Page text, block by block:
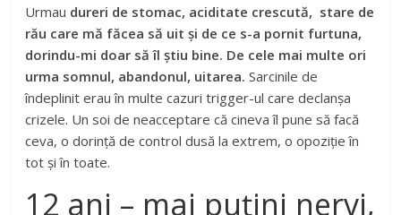
Urmau dureri de stomac, aciditate crescută, stare de
rău care mă făcea să uit și de ce s-a pornit furtuna,
dorindu-mi doar să îl știu bine. De cele mai multe ori
urma somnul, abandonul, uitarea. Sarcinile de
îndeplinit erau în multe cazuri trigger-ul care declanșa
crizele. Un soi de neacceptare că cineva îl pune să facă
ceva, o dorință de control dusă la extrem, o opoziție în
tot și în toate.
12 ani – mai puțini nervi,